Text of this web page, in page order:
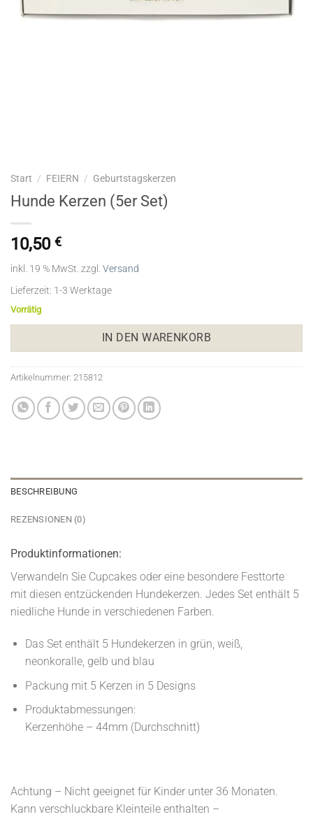
Start / FEIERN / Geburtstagskerzen
Hunde Kerzen (5er Set)
10,50 €
inkl. 19 % MwSt. zzgl. Versand
Lieferzeit: 1-3 Werktage
Vorrätig
IN DEN WARENKORB
Artikelnummer: 215812
BESCHREIBUNG
REZENSIONEN (0)
Produktinformationen:
Verwandeln Sie Cupcakes oder eine besondere Festtorte
mit diesen entzückenden Hundekerzen. Jedes Set enthält 5
niedliche Hunde in verschiedenen Farben.
Das Set enthält 5 Hundekerzen in grün, weiß,
neonkoralle, gelb und blau
Packung mit 5 Kerzen in 5 Designs
Produktabmessungen:
Kerzenhöhe – 44mm (Durchschnitt)
Achtung – Nicht geeignet für Kinder unter 36 Monaten.
Kann verschluckbare Kleinteile enthalten –